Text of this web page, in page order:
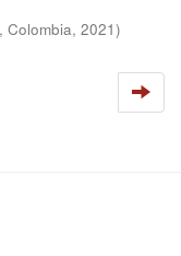
Colombia, 2021)